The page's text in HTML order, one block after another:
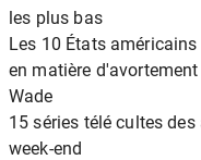
les plus bas
Les 10 États
en matière
Wade
15 séries télé cultes
week-end